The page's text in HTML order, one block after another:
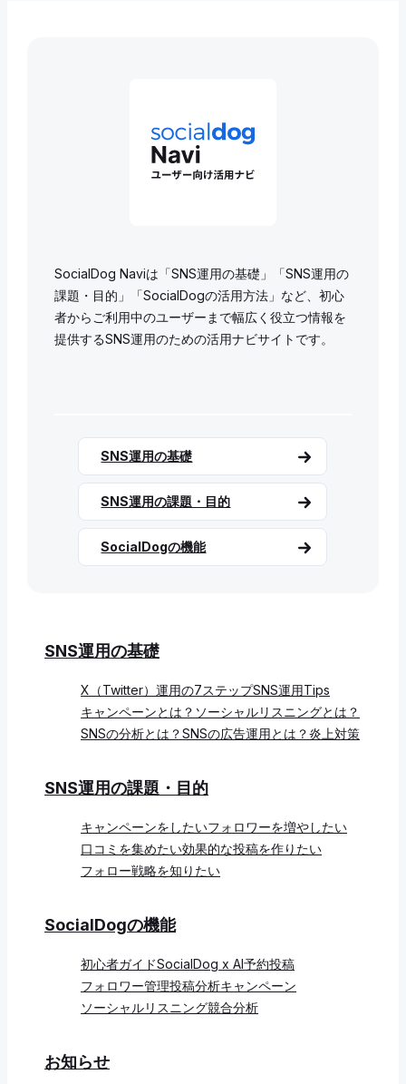
SocialDog Naviは「SNS運用の基礎」「SNS運用の
課題・目的」「SocialDogの活用方法」など、初心
者からご利用中のユーザーまで幅広く役立つ情報を
提供するSNS運用のための活用ナビサイトです。
SNS運用の基礎
SNS運用の課題・目的
SocialDogの機能
SNS運用の基礎
X（Twitter）運用の7ステップSNS運用Tips
キャンペーンとは？ ソーシャルリスニングとは？
SNSの分析とは？SNSの広告運用とは？炎上対策
SNS運用の課題・目的
キャンペーンをしたいフォロワーを増やしたい
口コミを集めたい効果的な投稿を作りたい
フォロー戦略を知りたい
SocialDogの機能
初心者ガイドSocialDog x AI予約投稿
フォロワー管理投稿分析キャンペーン
ソーシャルリスニング競合分析
お知らせ